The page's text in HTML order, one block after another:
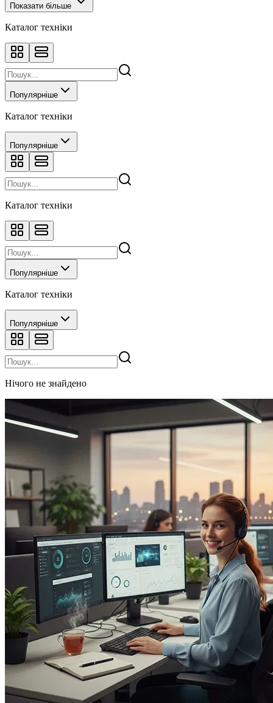
Показати більше
Каталог техніки
Популярніше
Каталог техніки
Популярніше
Каталог техніки
Популярніше
Каталог техніки
Популярніше
Нічого не знайдено